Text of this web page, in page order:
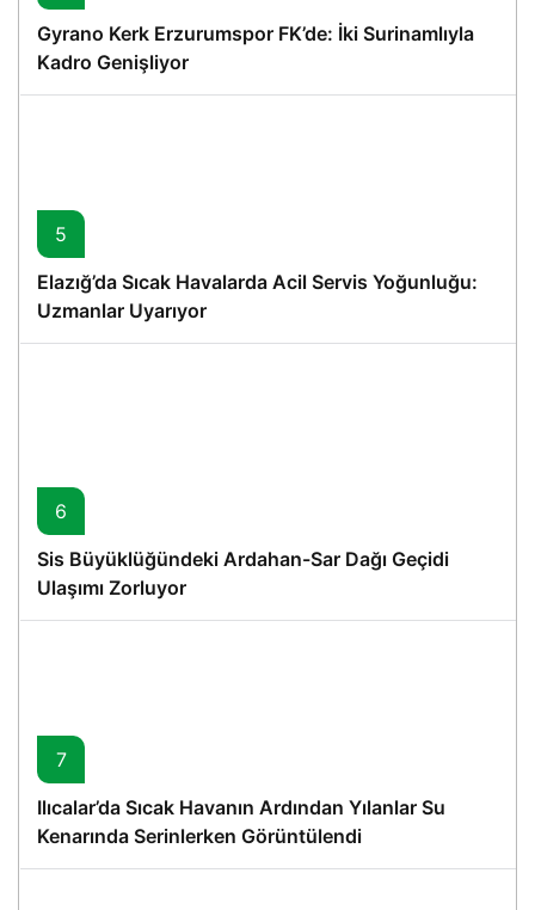
Gyrano Kerk Erzurumspor FK’de: İki Surinamlıyla
Kadro Genişliyor
5
Elazığ’da Sıcak Havalarda Acil Servis Yoğunluğu:
Uzmanlar Uyarıyor
6
Sis Büyüklüğündeki Ardahan-Sar Dağı Geçidi
Ulaşımı Zorluyor
7
Ilıcalar’da Sıcak Havanın Ardından Yılanlar Su
Kenarında Serinlerken Görüntülendi